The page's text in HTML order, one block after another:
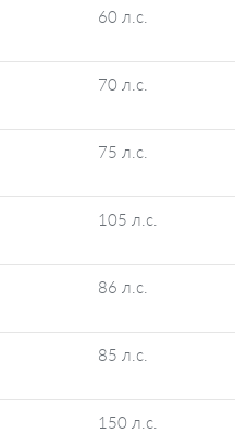
60 л.с.
70 л.с.
75 л.с.
105 л.с.
86 л.с.
85 л.с.
150 л.с.